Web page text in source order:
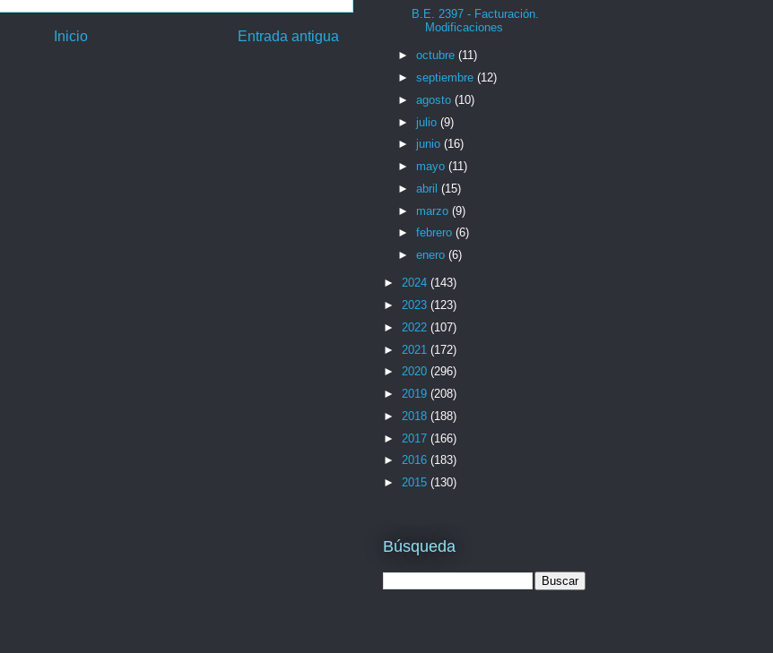
Entrada antigua
Inicio
B.E. 2397 - Facturación.
Modificaciones
► octubre (11)
► septiembre (12)
► agosto (10)
► julio (9)
► junio (16)
► mayo (11)
► abril (15)
► marzo (9)
► febrero (6)
► enero (6)
► 2024 (143)
► 2023 (123)
► 2022 (107)
► 2021 (172)
► 2020 (296)
► 2019 (208)
► 2018 (188)
► 2017 (166)
► 2016 (183)
► 2015 (130)
Búsqueda